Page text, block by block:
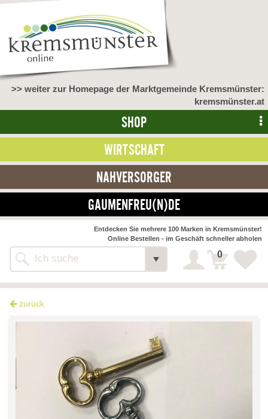
>> weiter zur Homepage der Marktgemeinde Kremsmünster:
kremsmünster.at
SHOP
WIRTSCHAFT
NAHVERSORGER
GAUMENFREU(N)DE
Alle Webseiten
Entdecken Sie mehrere 100 Marken in Kremsmünster!
Online Bestellen - im Geschäft schneller abholen
0
zurück